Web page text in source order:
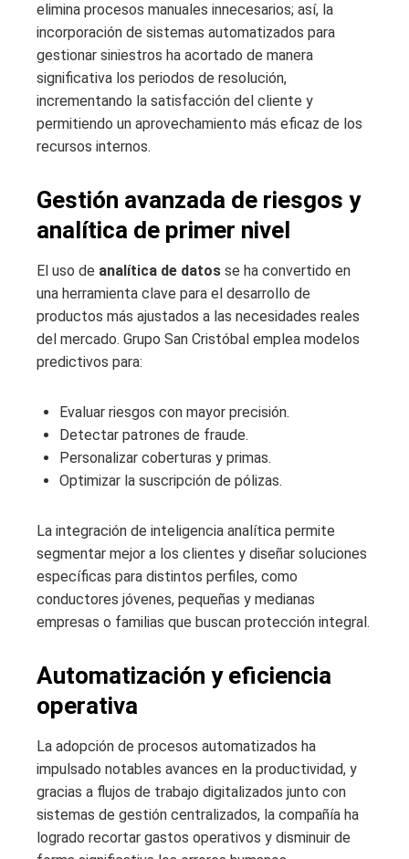
elimina procesos manuales innecesarios; así, la
incorporación de sistemas automatizados para
gestionar siniestros ha acortado de manera
significativa los periodos de resolución,
incrementando la satisfacción del cliente y
permitiendo un aprovechamiento más eficaz de los
recursos internos.
Gestión avanzada de riesgos y
analítica de primer nivel
El uso de analítica de datos se ha convertido en
una herramienta clave para el desarrollo de
productos más ajustados a las necesidades reales
del mercado. Grupo San Cristóbal emplea modelos
predictivos para:
Evaluar riesgos con mayor precisión.
Detectar patrones de fraude.
Personalizar coberturas y primas.
Optimizar la suscripción de pólizas.
La integración de inteligencia analítica permite
segmentar mejor a los clientes y diseñar soluciones
específicas para distintos perfiles, como
conductores jóvenes, pequeñas y medianas
empresas o familias que buscan protección integral.
Automatización y eficiencia
operativa
La adopción de procesos automatizados ha
impulsado notables avances en la productividad, y
gracias a flujos de trabajo digitalizados junto con
sistemas de gestión centralizados, la compañía ha
logrado recortar gastos operativos y disminuir de